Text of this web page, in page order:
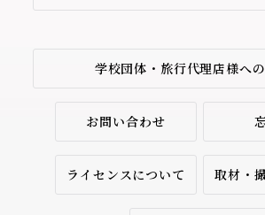
学校団体・旅行代理店様へ
お問い合わせ
ライセンスについて 取材・